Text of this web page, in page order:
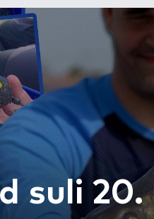
Ha máshol találkozol